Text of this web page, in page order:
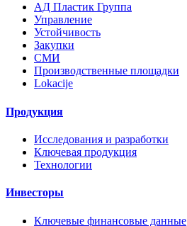
AД Пластик Группа
Управление
Устойчивость
Закупки
СМИ
Производственные площадки
Lokacije
Продукция
Исследования и разработки
Ключевая продукция
Технологии
Инвесторы
Ключевые финансовые данные